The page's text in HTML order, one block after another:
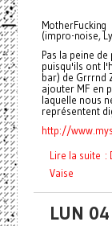
MotherFucking
(impro-noise,
Pas la peine
puisqu'ils ont
bar) de Grrrnd
ajouter MF en
laquelle nous
représentent
http://
Lire la suite :
Vaise
LUN